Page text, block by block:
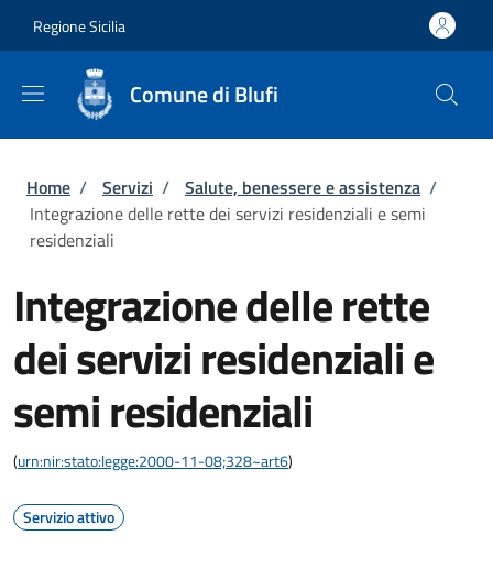
Regione Sicilia
Comune di Blufi
Briciole di pane
Home / Servizi / Salute, benessere e assistenza /
Integrazione delle rette dei servizi residenziali e semi
residenziali
Integrazione delle rette
dei servizi residenziali e
semi residenziali
(urn:nir:stato:legge:2000-11-08;328~art6)
Servizio attivo